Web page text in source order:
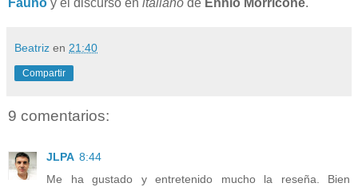
Beatriz en 21:40
Compartir
9 comentarios:
JLPA 8:44
Me ha gustado y entretenido mucho la reseña. Bien